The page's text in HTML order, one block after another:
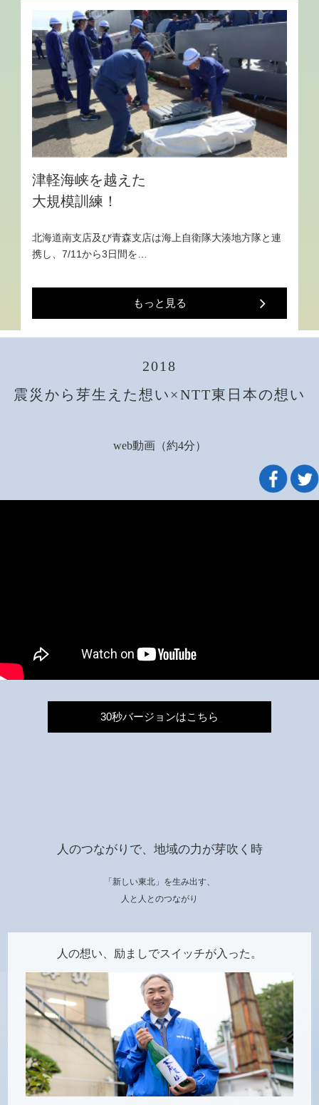
津軽海峡を越えた
大規模訓練！
北海道南支店及び青森支店は海上自衛隊大湊地方隊と連
携し、7/11から3日間を…
もっと見る
2018
震災から芽生えた想い×NTT東日本の想い
web動画（約4分）
30秒バージョンはこちら
人のつながりで、地域の力が芽吹く時
「新しい東北」を生み出す、
人と人とのつながり
人の想い、励ましでスイッチが入った。